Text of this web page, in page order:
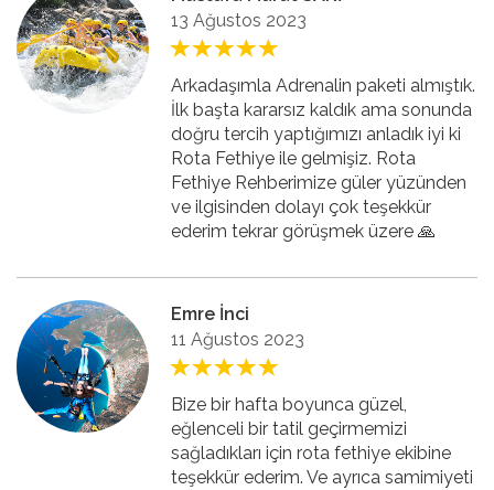
13 Ağustos 2023
Arkadaşımla Adrenalin paketi almıştık.
İlk başta kararsız kaldık ama sonunda
doğru tercih yaptığımızı anladık iyi ki
Rota Fethiye ile gelmişiz. Rota
Fethiye Rehberimize güler yüzünden
ve ilgisinden dolayı çok teşekkür
ederim tekrar görüşmek üzere 🙏
Emre İnci
11 Ağustos 2023
Bize bir hafta boyunca güzel,
eğlenceli bir tatil geçirmemizi
sağladıkları için rota fethiye ekibine
teşekkür ederim. Ve ayrıca samimiyeti